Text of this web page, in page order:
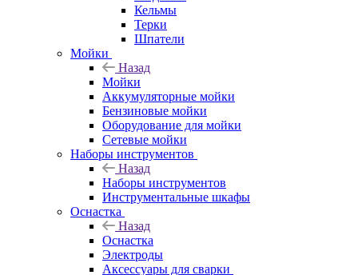
Кельмы
Терки
Шпатели
Мойки
Назад
Мойки
Аккумуляторные мойки
Бензиновые мойки
Оборудование для мойки
Сетевые мойки
Наборы инструментов
Назад
Наборы инструментов
Инструментальные шкафы
Оснастка
Назад
Оснастка
Электроды
Аксессуары для сварки